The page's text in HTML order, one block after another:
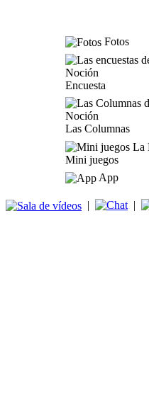
Fotos
Encuesta
Las Columnas
Mini juegos
App
| |